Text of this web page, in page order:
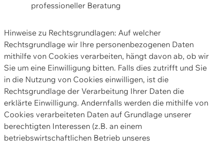
professioneller Beratung
Hinweise zu Rechtsgrundlagen: Auf welcher
Rechtsgrundlage wir Ihre personenbezogenen Daten
mithilfe von Cookies verarbeiten, hängt davon ab, ob wir
Sie um eine Einwilligung bitten. Falls dies zutrifft und Sie
in die Nutzung von Cookies einwilligen, ist die
Rechtsgrundlage der Verarbeitung Ihrer Daten die
erklärte Einwilligung. Andernfalls werden die mithilfe von
Cookies verarbeiteten Daten auf Grundlage unserer
berechtigten Interessen (z.B. an einem
betriebswirtschaftlichen Betrieb unseres